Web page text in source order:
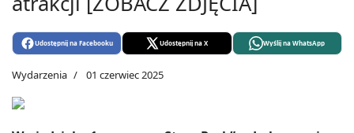
Udostępnij na Facebooku Udostępnij na X Wyślij na WhatsApp
Wydarzenia 01 czerwiec 2025